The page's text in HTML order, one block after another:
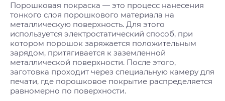
Порошковая покраска — это процесс нанесения
тонкого слоя порошкового материала на
металлическую поверхность. Для этого
используется электростатический способ, при
котором порошок заряжается положительным
зарядом, притягивается к заземленной
металлической поверхности. После этого,
заготовка проходит через специальную камеру для
печати, где порошковое покрытие распределяется
равномерно по поверхности.